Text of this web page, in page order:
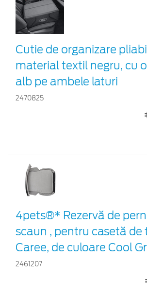
Cutie de organizare
material textil negru, cu
alb pe ambele laturi
2470825
4pets®* Rezervă de
scaun , pentru casetă de
Caree, de culoare Cool
2461207